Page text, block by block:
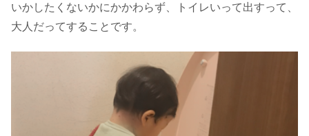
いかしたくないかにかかわらず、トイレいって出すって、
大人だってすることです。